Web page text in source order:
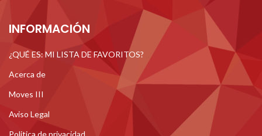
INFORMACIÓN
¿QUÉ ES: MI LISTA DE FAVORITOS?
Acerca de
Moves III
Aviso Legal
Politica de privacidad